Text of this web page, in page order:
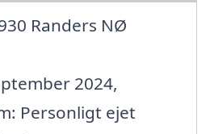
Randers NØ
2024,
Personligt ejet